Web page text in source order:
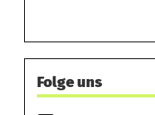
Folge uns